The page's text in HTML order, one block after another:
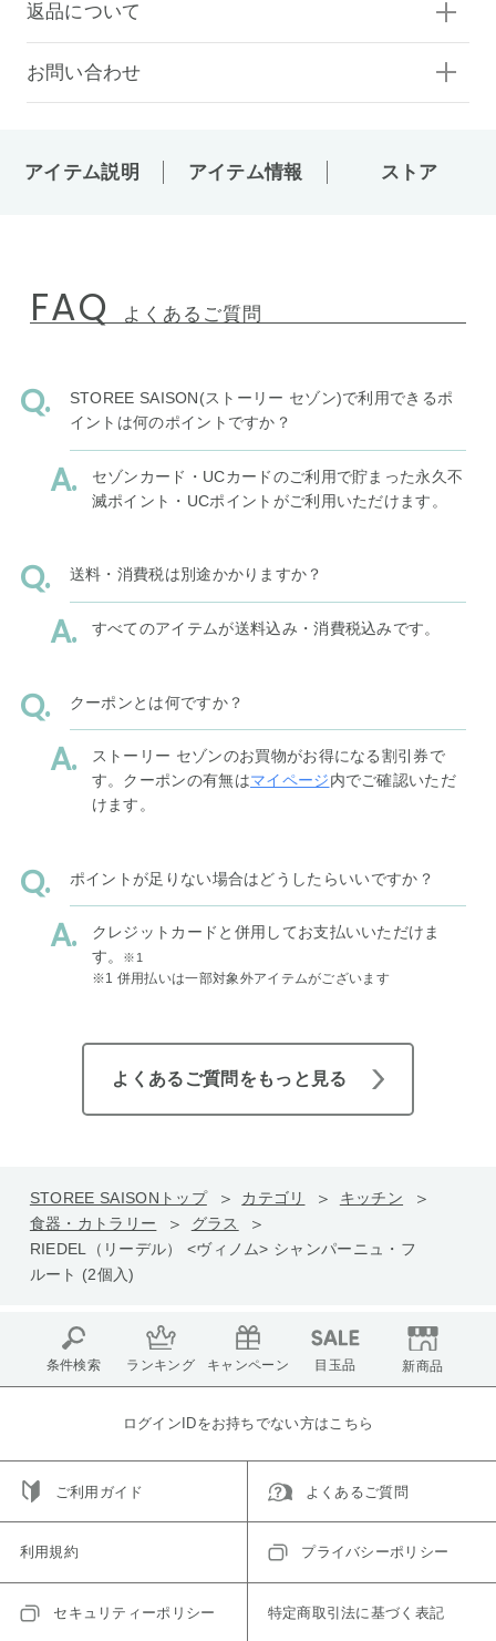
返品について
お問い合わせ
アイテム説明 アイテム情報 ストア
FAQ よくあるご質問
STOREE SAISON(ストーリー セゾン)で利用できるポ
イントは何のポイントですか？
セゾンカード・UCカードのご利用で貯まった永久不
滅ポイント・UCポイントがご利用いただけます。
送料・消費税は別途かかりますか？
すべてのアイテムが送料込み・消費税込みです。
クーポンとは何ですか？
ストーリー セゾンのお買物がお得になる割引券で
す。クーポンの有無はマイページ内でご確認いただ
けます。
ポイントが足りない場合はどうしたらいいですか？
クレジットカードと併用してお支払いいただけま
す。
※1
※1 併用払いは一部対象外アイテムがございます
よくあるご質問をもっと見る
STOREE SAISONトップ カテゴリ
キッチン
食器・カトラリー
グラス
RIEDEL（リーデル） <ヴィノム> シャンパーニュ・フ
ルート (2個入)
条件検索 ランキング キャンペーン 目玉品 新商品
ログインIDをお持ちでない方はこちら
ご利用ガイド よくあるご質問
利用規約 プライバシーポリシー
セキュリティーポリシー 特定商取引法に基づく表記